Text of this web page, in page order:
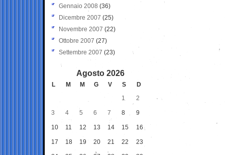
Gennaio 2008 (36)
Dicembre 2007 (25)
Novembre 2007 (22)
Ottobre 2007 (27)
Settembre 2007 (23)
Agosto 2026
L M M G V S
D
1
2
3 4 5 6 7 8 9
10 11 12 13 14 15 16
17 18 19 20 21 22 23